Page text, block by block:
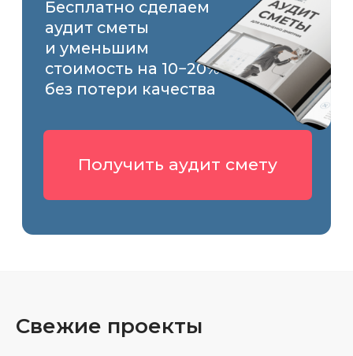
Свежие проекты
250+
услуг оценили
более 1000 жителей
Москвы